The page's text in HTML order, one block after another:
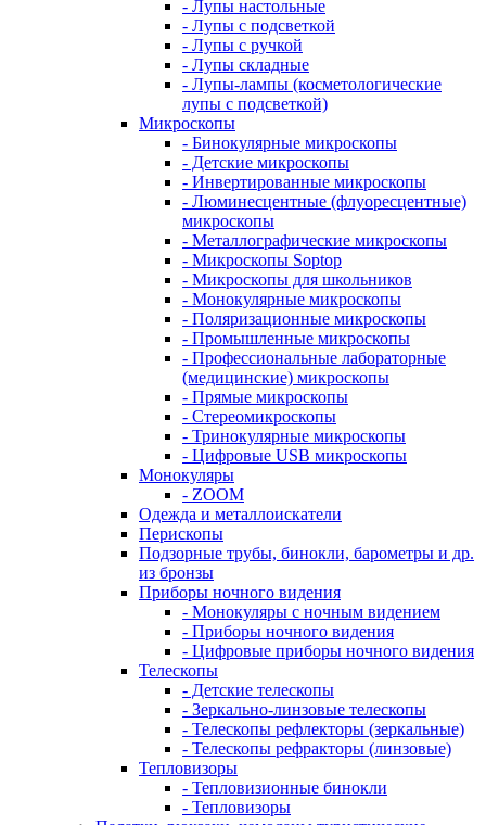
- Лупы настольные
- Лупы с подсветкой
- Лупы с ручкой
- Лупы складные
- Лупы-лампы (косметологические
лупы с подсветкой)
Микроскопы
- Бинокулярные микроскопы
- Детские микроскопы
- Инвертированные микроскопы
- Люминесцентные (флуоресцентные)
микроскопы
- Металлографические микроскопы
- Микроскопы Soptop
- Микроскопы для школьников
- Монокулярные микроскопы
- Поляризационные микроскопы
- Промышленные микроскопы
- Профессиональные лабораторные
(медицинские) микроскопы
- Прямые микроскопы
- Стереомикроскопы
- Тринокулярные микроскопы
- Цифровые USB микроскопы
Монокуляры
- ZOOM
Одежда и металлоискатели
Перископы
Подзорные трубы, бинокли, барометры и др.
из бронзы
Приборы ночного видения
- Монокуляры с ночным видением
- Приборы ночного видения
- Цифровые приборы ночного видения
Телескопы
- Детские телескопы
- Зеркально-линзовые телескопы
- Телескопы рефлекторы (зеркальные)
- Телескопы рефракторы (линзовые)
Тепловизоры
- Тепловизионные бинокли
- Тепловизоры